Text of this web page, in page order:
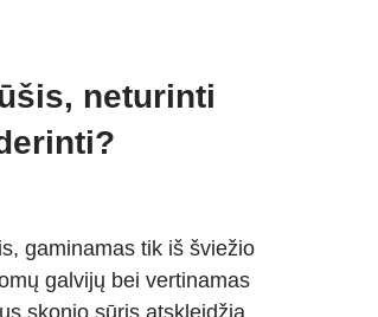
neturinti
gaminamas tik iš šviežio
galvijų bei vertinamas
skonio sūris atskleidžia